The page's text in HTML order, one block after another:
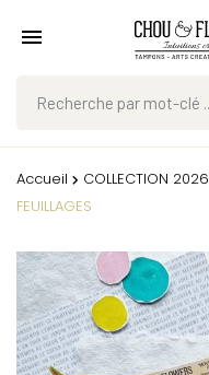
Accueil COLLECTION 2026
FEUILLAGES